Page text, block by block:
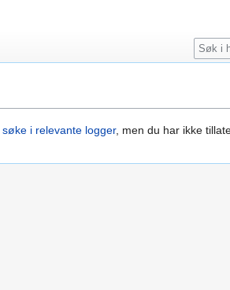
søke i relevante logger, men du har ikke
Søk